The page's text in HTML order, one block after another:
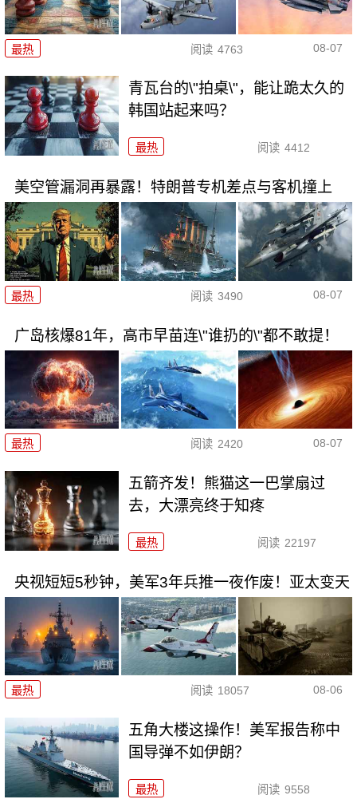
最热 阅读 4763 08-07
青瓦台的\"拍桌\"，能让跪太久的
韩国站起来吗？
最热 阅读 4412
美空管漏洞再暴露！特朗普专机差点与客机撞上
最热 阅读 3490 08-07
广岛核爆81年，高市早苗连\"谁扔的\"都不敢提！
最热 阅读 2420 08-07
五箭齐发！熊猫这一巴掌扇过
去，大漂亮终于知疼
最热 阅读 22197
央视短短5秒钟，美军3年兵推一夜作废！亚太变天
最热 阅读 18057 08-06
五角大楼这操作！美军报告称中
国导弹不如伊朗？
最热 阅读 9558